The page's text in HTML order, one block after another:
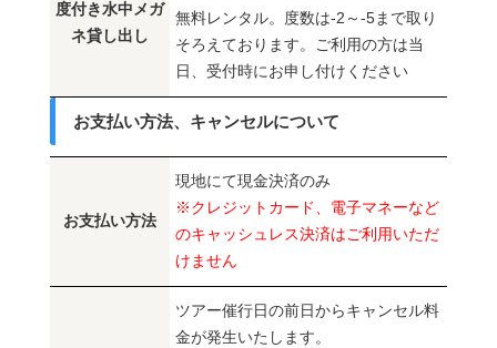
度付き水中メガ
ネ貸し出し
無料レンタル。度数は-2～-5まで取り
そろえております。ご利用の方は当
日、受付時にお申し付けください
お支払い方法、キャンセルについて
お支払い方法
現地にて現金決済のみ
※クレジットカード、電子マネーなど
のキャッシュレス決済はご利用いただ
けません
ツアー催行日の前日からキャンセル料
金が発生いたします。